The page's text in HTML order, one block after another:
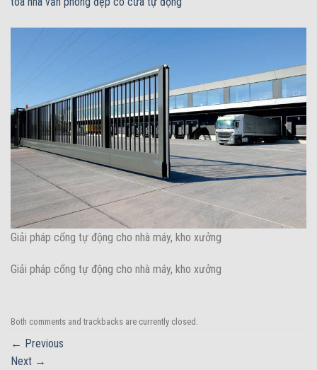
Giải pháp cổng tự động cho nhà máy, kho xưởng
Giải pháp cổng tự động cho nhà máy, kho xưởng
Both comments and trackbacks are currently closed.
← Previous
Next →